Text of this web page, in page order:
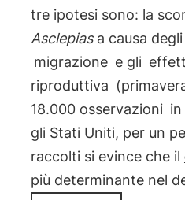
tre ipotesi sono: la
Asclepiasa causa degli
migrazione e gli
riproduttiva
18.000 osservazioni
gli Stati Uniti, per un
raccolti si evince che il
più determinante nel